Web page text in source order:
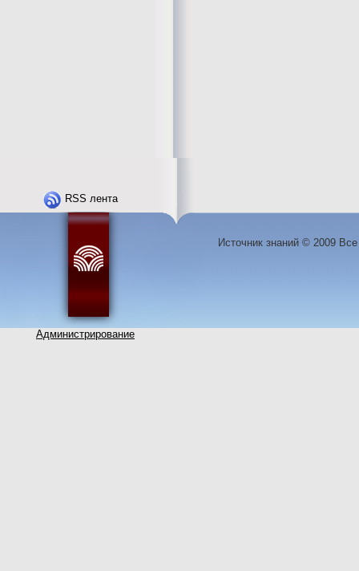
RSS лента
Администрирование
Источник знаний © 2009